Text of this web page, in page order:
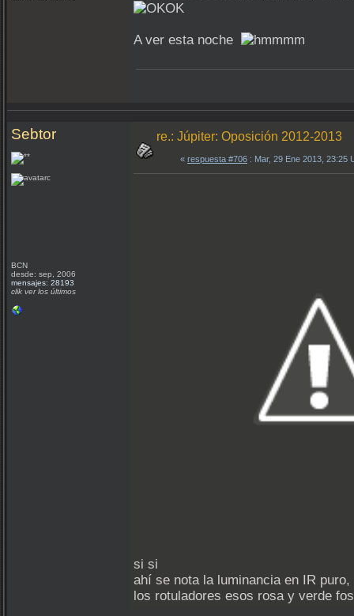
A ver esta noche
Sebtor
BCN
desde: sep, 2006
mensajes: 28193
clik ver los últimos
re.: Júpiter: Oposición 2012-2013
« respuesta #706 : Mar, 29 Ene 2013, 23:25
si si
ahí se nota la luminancia en IR
los rotuladores esos rosa y verde